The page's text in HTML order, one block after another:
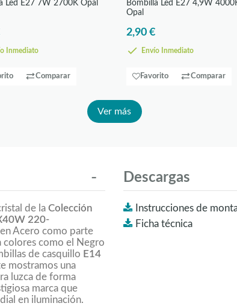
Led E27 7W 2700K Opal
Inmediato
Comparar
Bombilla Led E27 4,9W
Opal
2,90 €
Envío Inmediato
Favorito Comparar
Ver más
de la Colección
220-
Acero como parte
colores como el Negro
de casquillo E14
mostramos una
luzca de forma
marca que
en iluminación.
Descargas
Instrucciones de
Ficha técnica